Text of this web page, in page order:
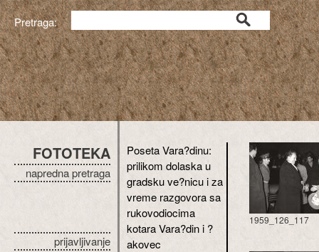
Pretraga:
FOTOTEKA
napredna pretraga
prijavljivanje
Poseta Vara?dinu:
prilikom dolaska u
gradsku ve?nicu i za
vreme razgovora sa
rukovodiocima
kotara Vara?din i ?
akovec
1959_126_117